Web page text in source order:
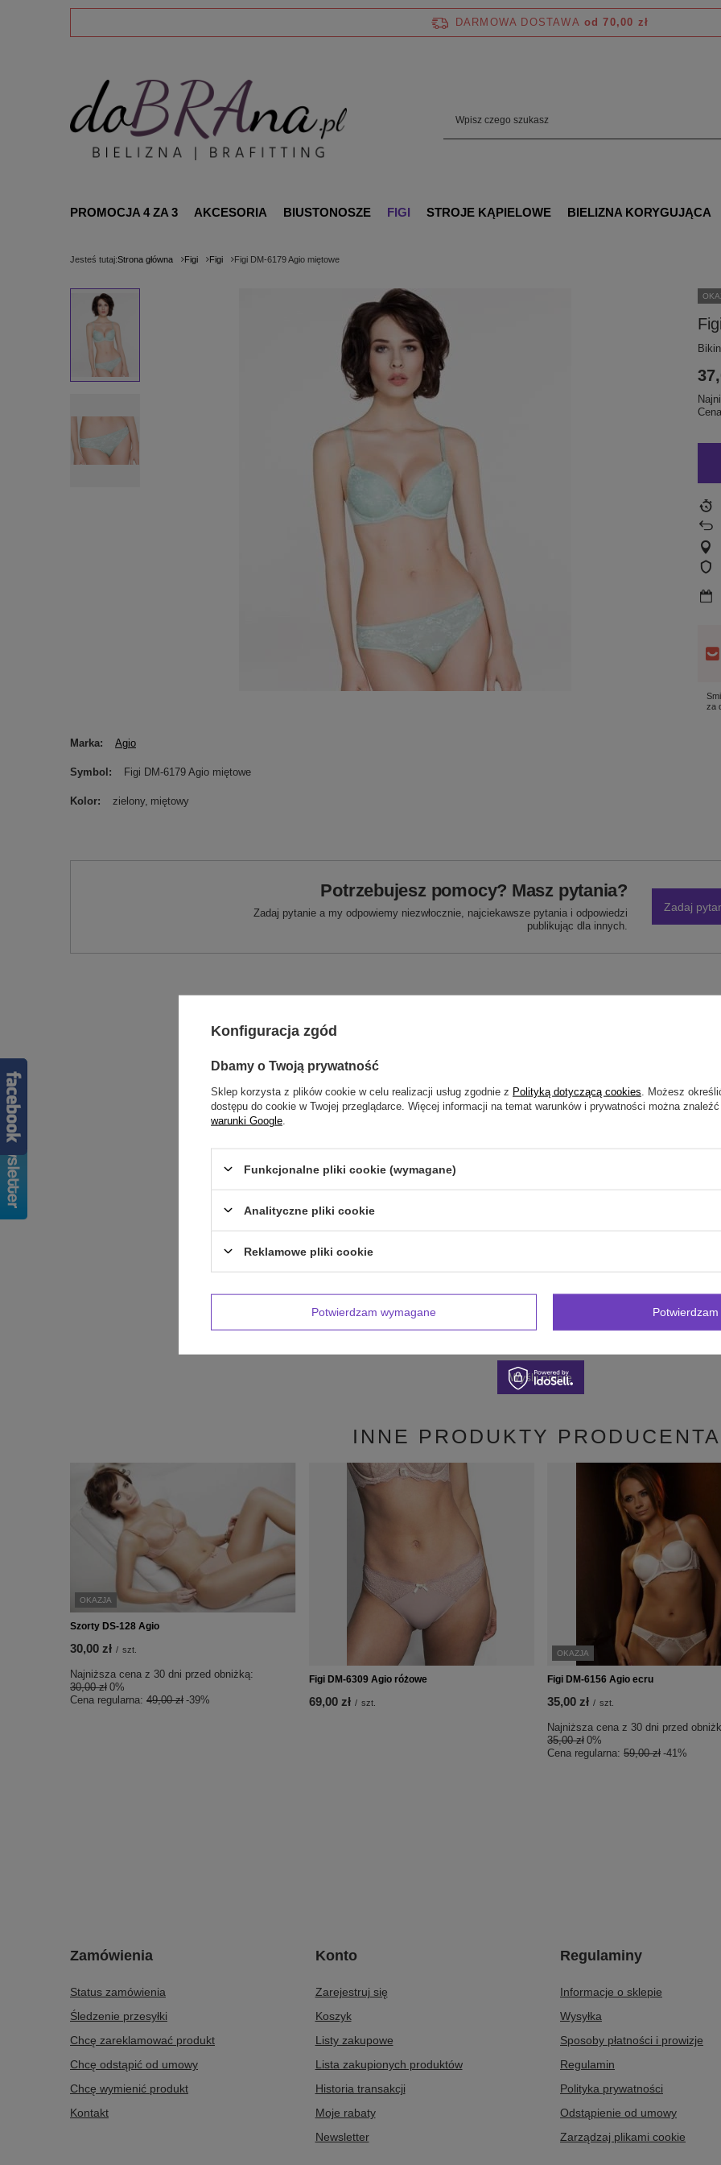
DARMOWA DOSTAWA od 70,00 zł
PROMOCJA 4 ZA 3 AKCESORIA BIUSTONOSZE FIGI STROJE KĄPIELOWE BIELIZNA KORYGUJĄCA
Jesteś tutaj:Strona główna Figi Figi Figi DM-6179 Agio miętowe
za
Marka Agio
Symbol Figi DM-6179 Agio miętowe
Kolor zielony miętowy
Potrzebujesz pomocy? Masz pytania?
Zadaj pytanie a my odpowiemy niezwłocznie, najciekawsze pytania i odpowiedzi
publikując dla innych.
Zadaj
NAPISZ SWOJĄ OPINIĘ
Treść twojej opinii
Dodaj własne zdjęcie produktu:
Twój email
Wyślij opinię
INNE PRODUKTY
OKAZJA
Szorty DS-128 Agio
30,00 zł / szt.
Najniższa cena z 30 dni przed obniżką:
30,00 zł 0%
Cena regularna: 49,00 zł -39%
Figi DM-6309 Agio różowe
69,00 zł / szt.
OKAZJA
Figi DM-6156 Agio ecru
35,00 zł / szt.
Najniższa cena z 30 dni przed
35,00 zł 0%
Cena regularna: 59,00 zł -41%
Zamówienia
Status zamówienia
Śledzenie przesyłki
Chcę zareklamować produkt
Chcę odstąpić od umowy
Chcę wymienić produkt
Kontakt
Konto
Zarejestruj się
Koszyk
Listy zakupowe
Lista zakupionych produktów
Historia transakcji
Moje rabaty
Newsletter
Regulaminy
Informacje o sklepie
Wysyłka
Sposoby płatności i prowizje
Regulamin
Polityka prywatności
Odstąpienie od umowy
Zarządzaj plikami cookie
Konfiguracja zgód
Dbamy o Twoją prywatność
Sklep korzysta z plików cookie w celu realizacji usług zgodnie z Polityką dotyczącą cookies . Możesz
dostępu do cookie w Twojej przeglądarce. Więcej informacji na temat warunków i prywatności można
warunki Google
Funkcjonalne pliki cookie (wymagane)
Analityczne pliki cookie
Reklamowe pliki cookie
Potwierdzam wymagane